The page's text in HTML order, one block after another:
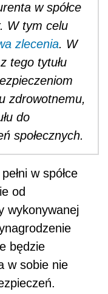
w spółce
W tym celu
zlecenia. W
tego tytułu
zdrowotnemu,
do
społecznych.
w spółce
od
wykonywanej
będzie
w sobie nie